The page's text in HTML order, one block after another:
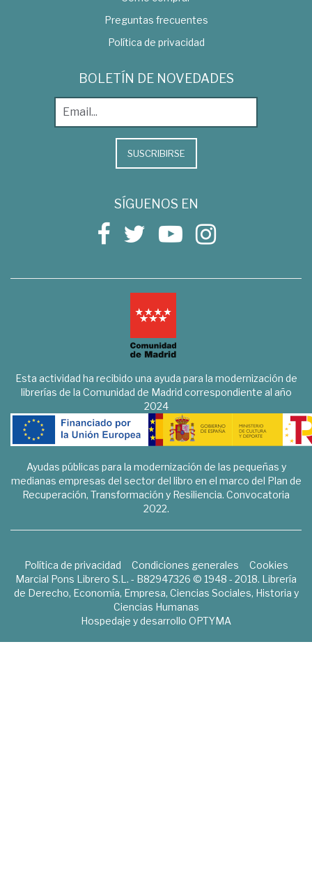
Preguntas frecuentes
Política de privacidad
BOLETÍN DE NOVEDADES
SUSCRIBIRSE
SÍGUENOS EN
Esta actividad ha recibido una ayuda para la modernización de
librerías de la Comunidad de Madrid correspondiente al año
2024
Ayudas públicas para la modernización de las pequeñas y
medianas empresas del sector del libro en el marco del Plan de
Recuperación, Transformación y Resiliencia. Convocatoria
2022.
Política de privacidad Condiciones generales
Cookies
Marcial Pons Librero S.L. - B82947326 © 1948 - 2018. Librería
de Derecho, Economía, Empresa, Ciencias Sociales, Historia y
Ciencias Humanas
Hospedaje y desarrollo OPTYMA